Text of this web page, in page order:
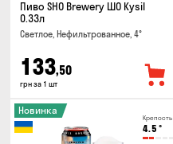
Пиво SHO Brewery ШО Kysil
0.33л
Светлое, Нефильтрованное, 4°
133,50
грн за 1 шт
Крепость
4.5 °
Новинка